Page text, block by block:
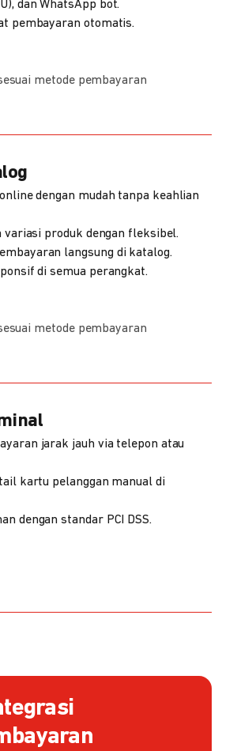
dan WhatsApp bot.
pembayaran otomatis.
metode pembayaran
dengan mudah tanpa keahlian
variasi produk dengan fleksibel.
langsung di katalog.
di semua perangkat.
metode pembayaran
jarak jauh via telepon atau
kartu pelanggan manual di
dengan standar PCI DSS.